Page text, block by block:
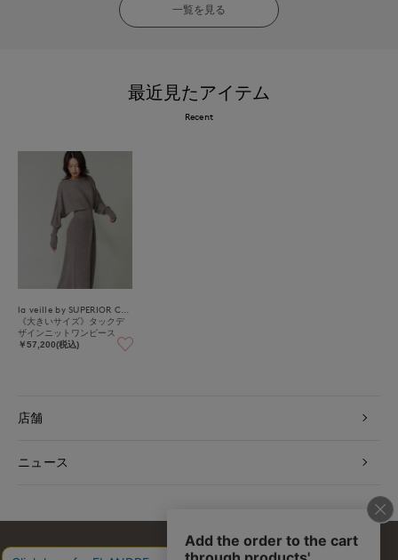
一覧を見る
最近見たアイテム
Recent
《大きいサイズ》タックデ
ザインニットワンピース
￥57,200(税込)
店舗
ニュース